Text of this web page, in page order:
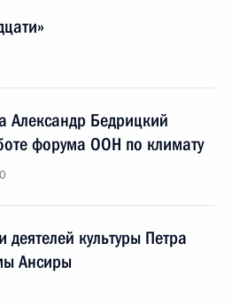
Александр Бедрицкий
форума ООН по климату
культуры Петра
Ансиры